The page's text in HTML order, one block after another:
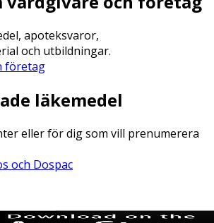
apoteksvaror,
och utbildningar.
företag
läkemedel
eller för dig som vill prenumerera
och Dospac